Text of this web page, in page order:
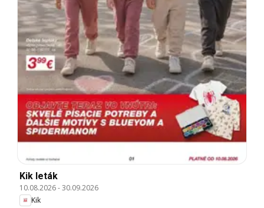
Kik leták
10.08.2026-30.09.2026
Kik